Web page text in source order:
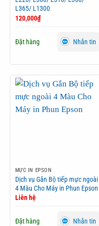
L365/ L1300
120,000₫
Đặt hàng Nhắn tin
MỰC IN EPSON
Dịch vụ Gắn Bộ tiếp mực ngoài
4 Màu Cho Máy in Phun Epson
Liên hệ
Đặt hàng Nhắn tin